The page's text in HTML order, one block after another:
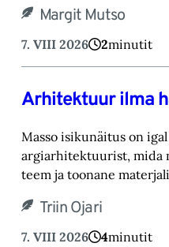
Margit Mutso
7. VIII 2026 2minutit
Arhitektuur ilma
Masso isikunäitus on
argiarhitektuurist, mida
teem ja toonane
Triin Ojari
7. VIII 2026 4minutit